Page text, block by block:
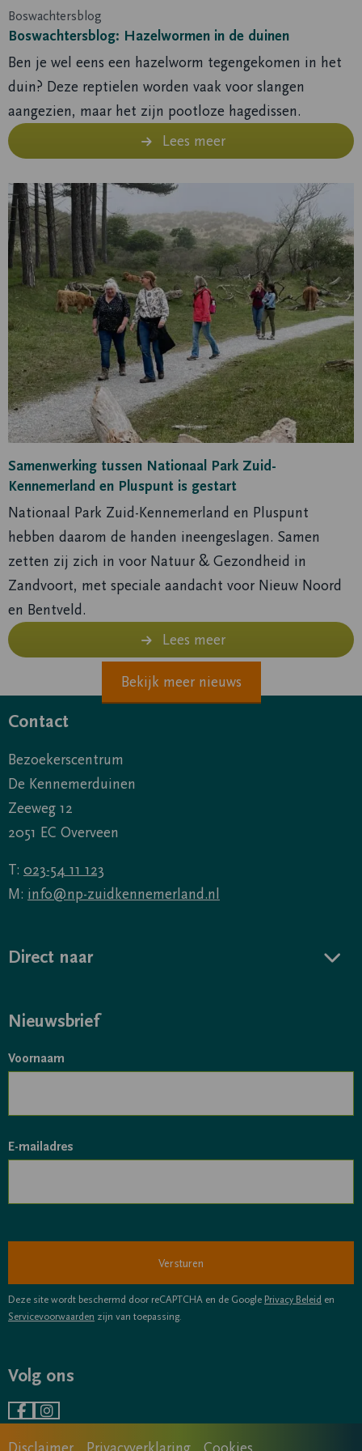
Boswachtersblog: Hazelwormen in de duinen
Boswachtersblog
Ben je wel eens een hazelworm tegengekomen in het
duin? Deze reptielen worden vaak voor slangen
aangezien, maar het zijn pootloze hagedissen.
Lees meer
Samenwerking tussen Nationaal Park Zuid-
Kennemerland en Pluspunt is gestart
Nationaal Park Zuid-Kennemerland en Pluspunt
hebben daarom de handen ineengeslagen. Samen
zetten zij zich in voor Natuur & Gezondheid in
Zandvoort, met speciale aandacht voor Nieuw Noord
en Bentveld.
Lees meer
Lees
meer
over
Samenwerking
tussen
Nationaal
Park
Zuid-
Kennemerland
en
Pluspunt
is
Bekijk meer nieuws
Contact
Bezoekerscentrum
De Kennemerduinen
Zeeweg 12
2051 EC Overveen
T: 023-54 11 123
M: info@np-zuidkennemerland.nl
Direct naar
Nieuwsbrief
Voornaam
E-mailadres
Deze site wordt beschermd door reCAPTCHA en de Google Privacy Beleid en
Servicevoorwaarden zijn van toepassing.
Volg ons
Ga
naar
Ga
naar